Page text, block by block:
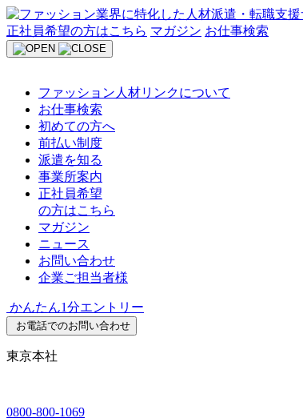
Skip
to
content
正社員希望の方はこちら マガジン お仕事検索
ファッション人材リンクについて
お仕事検索
初めての方へ
前払い制度
派遣を知る
事業所案内
正社員希望
の方はこちら
マガジン
ニュース
お問い合わせ
企業ご担当者様
かんたん1分エントリー
お電話でのお問い合わせ
東京本社
0800-800-1069